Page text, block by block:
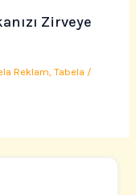
Zirveye
Reklam ,Tabela /